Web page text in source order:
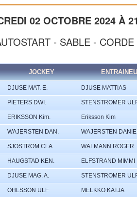
02 OCTOBRE 2024 À
- SABLE -
JOCKEY
DJUSE MAT. E. DJUSE MATTIAS
PIETERS DWI. STENSTROMER
ERIKSSON Kim. Eriksson Kim
WAJERSTEN DAN. WAJERSTEN
SJOSTROM CLA. WALMANN ROGER
HAUGSTAD KEN. ELFSTRAND MIMMI
DJUSE MAG. A. STENSTROMER
OHLSSON ULF MELKKO KATJA